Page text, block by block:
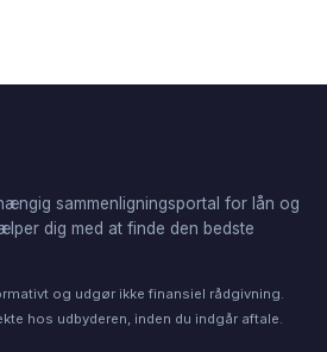
sammenligningsportal for lån og
dig med at finde den bedste
og udgør ikke finansiel rådgivning.
hos udbyderen, inden du indgår aftale.